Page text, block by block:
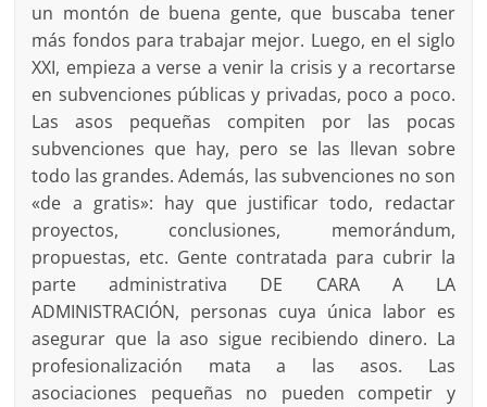
un montón de buena gente, que buscaba tener
más fondos para trabajar mejor. Luego, en el siglo
XXI, empieza a verse a venir la crisis y a recortarse
en subvenciones públicas y privadas, poco a poco.
Las asos pequeñas compiten por las pocas
subvenciones que hay, pero se las llevan sobre
todo las grandes. Además, las subvenciones no son
«de a gratis»: hay que justificar todo, redactar
proyectos, conclusiones, memorándum,
propuestas, etc. Gente contratada para cubrir la
parte administrativa DE CARA A LA
ADMINISTRACIÓN, personas cuya única labor es
asegurar que la aso sigue recibiendo dinero. La
profesionalización mata a las asos. Las
asociaciones pequeñas no pueden competir y